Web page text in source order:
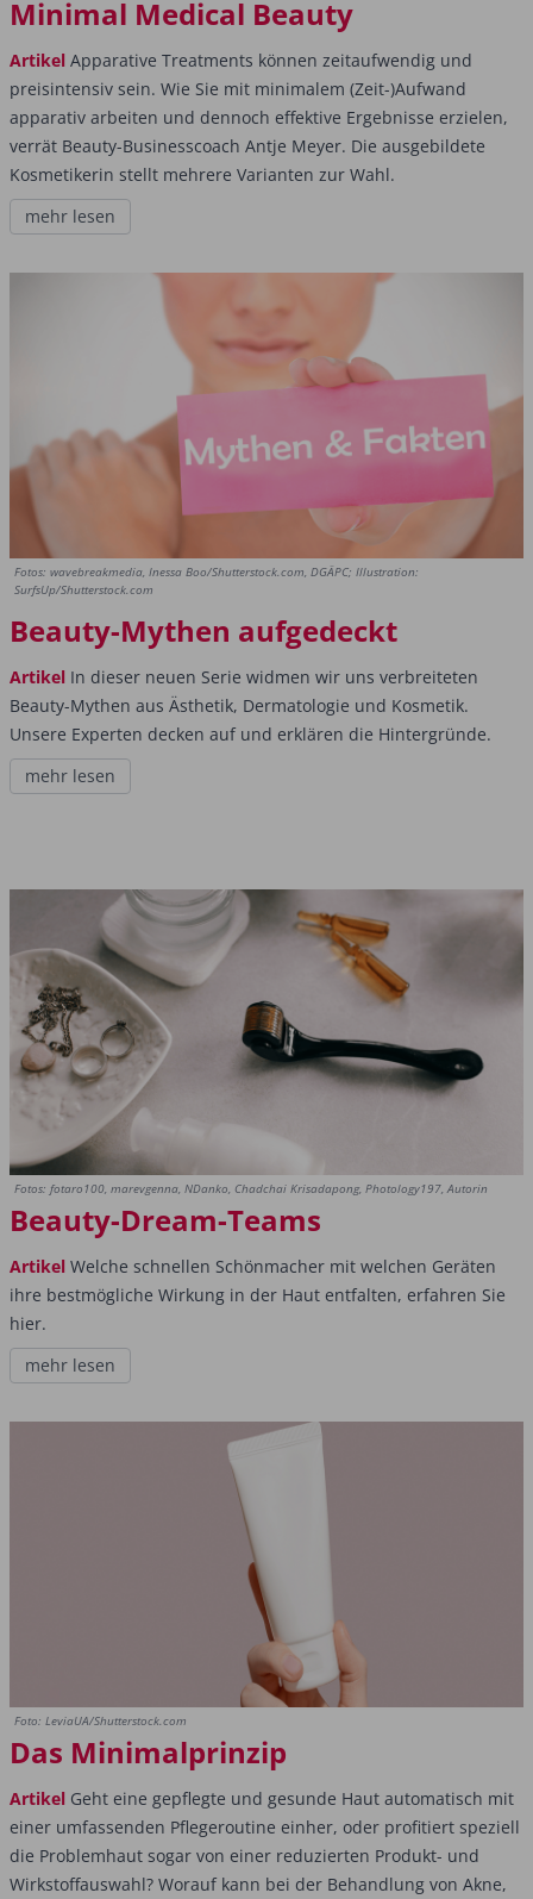
Minimal Medical Beauty
Artikel Apparative Treatments können zeitaufwendig und
preisintensiv sein. Wie Sie mit minimalem (Zeit-)Aufwand
apparativ arbeiten und dennoch effektive Ergebnisse erzielen,
verrät Beauty-Businesscoach Antje Meyer. Die ausgebildete
Kosmetikerin stellt mehrere Varianten zur Wahl.
mehr lesen
Fotos: wavebreakmedia, Inessa Boo/Shutterstock.com, DGÄPC; Illustration:
SurfsUp/Shutterstock.com
Beauty-Mythen aufgedeckt
Artikel In dieser neuen Serie widmen wir uns verbreiteten
Beauty-Mythen aus Ästhetik, Dermatologie und Kosmetik.
Unsere Experten decken auf und erklären die Hintergründe.
mehr lesen
Fotos: fotaro100, marevgenna, NDanko, Chadchai Krisadapong, Photology197, Autorin
Beauty-Dream-Teams
Artikel Welche schnellen Schönmacher mit welchen Geräten
ihre bestmögliche Wirkung in der Haut entfalten, erfahren Sie
hier.
mehr lesen
Foto: LeviaUA/Shutterstock.com
Das Minimal­prinzip
Artikel Geht eine gepflegte und gesunde Haut automatisch mit
einer umfassenden Pflegeroutine einher, oder profitiert speziell
die Problemhaut sogar von einer reduzierten Produkt- und
Wirkstoffauswahl? Worauf kann bei der Behandlung von Akne,